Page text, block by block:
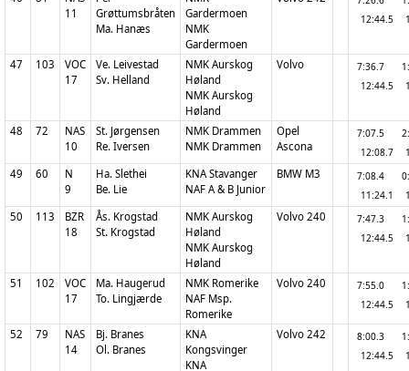
11
Grøttumsbråten
Ma. Hanæs
Gardermoen
NMK
Gardermoen
12:44.5
47 103
VOC
17
Ve. Leivestad
Sv. Helland
NMK Aurskog
Høland
NMK Aurskog
Høland
Volvo 7:36.7
12:44.5
48 72
NAS
10
St. Jørgensen
Re. Iversen
NMK Drammen
NMK Drammen
Opel
Ascona
7:07.5
12:08.7
49 60
N
9
Ha. Slethei
Be. Lie
KNA Stavanger
NAF A & B Junior
BMW M3 7:08.4
11:24.1
50 113
BZR
18
Ås. Krogstad
St. Krogstad
NMK Aurskog
Høland
NMK Aurskog
Høland
Volvo 240 7:47.3
12:44.5
51 102
VOC
17
Ma. Haugerud
To. Lingjærde
NMK Romerike
NAF Msp.
Romerike
Volvo 240 7:55.0
12:44.5
52 79
NAS
14
Bj. Branes
Ol. Branes
KNA
Kongsvinger
KNA
Volvo 242 8:00.3
12:44.5